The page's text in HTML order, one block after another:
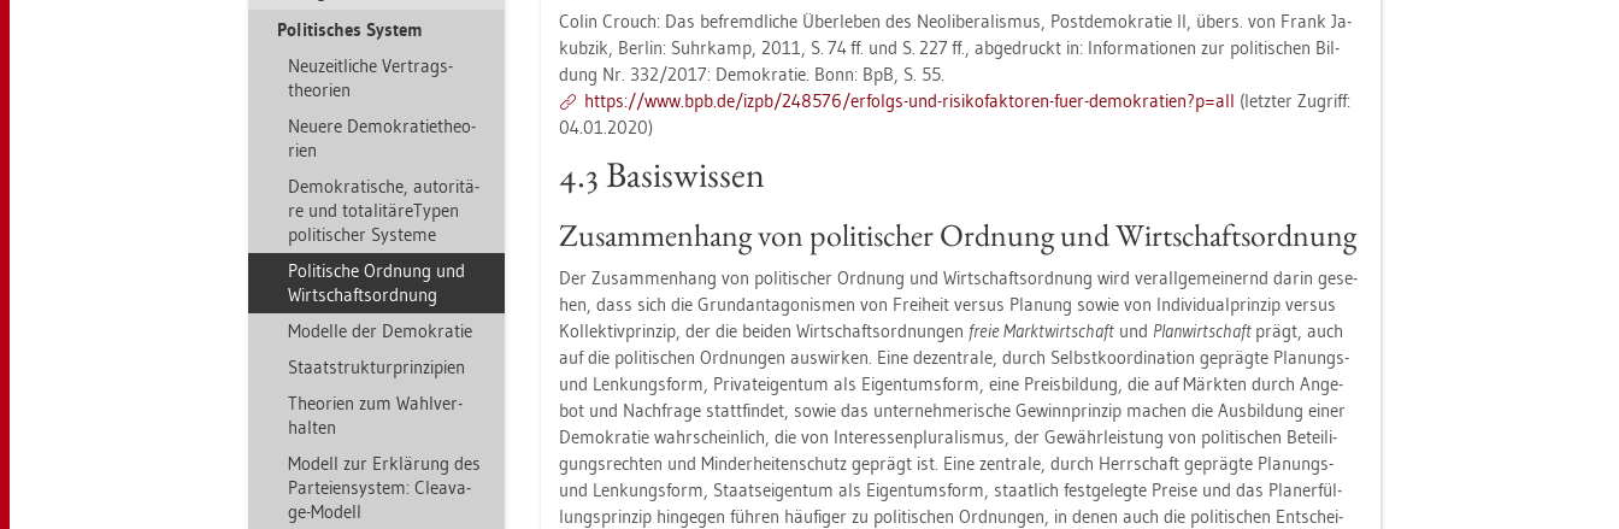
Po­li­ti­sches Sys­tem
Neu­zeit­li­che Ver­trags­
theo­ri­en
Neue­re De­mo­kra­ti­e­theo­
ri­en
De­mo­kra­ti­sche, au­to­ri­tä­
re und to­ta­li­tä­re­Ty­pen
po­li­ti­scher Sys­te­me
Po­li­ti­sche Ord­nung und
Wirt­schafts­ord­nung
Mo­del­le der De­mo­kra­tie
Staatstruk­tur­prin­zi­pi­en
Theo­ri­en zum Wahl­ver­
hal­ten
Mo­dell zur Er­klä­rung des
Par­tei­en­sys­tem: Clea­va­
ge-Mo­dell
Colin Crouch: Das be­fremd­li­che Über­le­ben des Neo­li­be­ra­lis­mus, Post­de­mo­kra­tie II, übers. von Frank Ja­
kub­zik, Ber­lin: Suhr­kamp, 2011, S. 74 ff. und S. 227 ff., ab­ge­druckt in: In­for­ma­tio­nen zur po­li­ti­schen Bil­
dung Nr. 332/2017: De­mo­kra­tie. Bonn: BpB, S. 55.
https://​www.​bpb.​de/​izpb/​248576/​er­folgs-​und-​ris​ikof​akto​ren-​fuer-​de­mo­kra­ti­en?​p=all (letz­ter Zu­griff:
04.01.2020)
4.3 Ba­sis­wis­sen
Zu­sam­men­hang von po­li­ti­scher Ord­nung und Wirt­schafts­ord­nung
Der Zu­sam­men­hang von po­li­ti­scher Ord­nung und Wirt­schafts­ord­nung wird ver­all­ge­mei­nernd darin ge­se­
hen, dass sich die Grund­an­t­ago­nis­men von Frei­heit ver­sus Pla­nung sowie von In­di­vi­dual­prin­zip ver­sus
Kol­lek­tiv­prin­zip, der die bei­den Wirt­schafts­ord­nun­gen freie Markt­wirt­schaftund Plan­wirt­schaft prägt, auch
auf die po­li­ti­schen Ord­nun­gen aus­wir­ken. Eine de­zen­tra­le, durch Selbst­ko­or­di­na­ti­on ge­präg­te Pla­nungs-
und Len­kungs­form, Pri­vat­ei­gen­tum als Ei­gen­tums­form, eine Preis­bil­dung, die auf Märk­ten durch An­ge­
bot und Nach­fra­ge statt­fin­det, sowie das un­ter­neh­me­ri­sche Ge­winn­prin­zip ma­chen die Aus­bil­dung einer
De­mo­kra­tie wahr­schein­lich, die von In­ter­es­sen­plu­ra­lis­mus, der Ge­währ­leis­tung von po­li­ti­schen Be­tei­li­
gungs­rech­ten und Min­der­hei­ten­schutz ge­prägt ist. Eine zen­tra­le, durch Herr­schaft ge­präg­te Pla­nungs-
und Len­kungs­form, Staats­ei­gen­tum als Ei­gen­tums­form, staat­lich fest­ge­leg­te Prei­se und das Plan­er­fül­
lungs­prin­zip hin­ge­gen füh­ren häu­fi­ger zu po­li­ti­schen Ord­nun­gen, in denen auch die po­li­ti­schen Ent­schei­